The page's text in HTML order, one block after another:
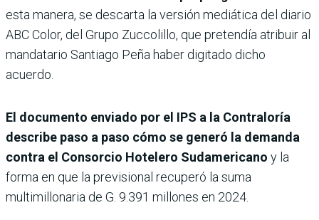
esta manera, se descarta la versión mediática del diario
ABC Color, del Grupo Zuccolillo, que pretendía atribuir al
mandatario Santiago Peña haber digitado dicho
acuerdo.
El documento enviado por el IPS a la Contraloría
describe paso a paso cómo se generó la demanda
contra el Consorcio Hotelero Sudamericano y la
forma en que la previsional recuperó la suma
multimillonaria de G. 9.391 millones en 2024.